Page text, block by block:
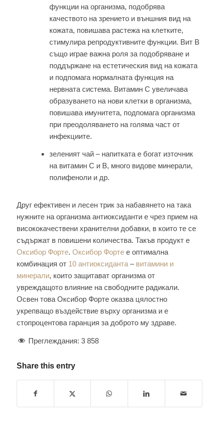
функции на организма, подобрява
качеството на зрението и външния вид на
кожата, повишава растежа на клетките,
стимулира репродуктивните функции. Вит В
също играе важна роля за подобряване и
поддържане на естетическия вид на кожата
и подпомага нормалната функция на
нервната система. Витамин С увеличава
образуването на нови клетки в организма,
повишава имунитета, подпомага организма
при преодоляването на голяма част от
инфекциите.
зеленият чай – напитката е богат източник
на витамин С и В, много видове минерали,
полифеноли и др.
Друг ефективен и лесен трик за набавянето на така
нужните на организма антиоксиданти е чрез прием на
висококачествени хранителни добавки, в които те се
съдържат в повишени количества. Такъв продукт е
Оксибор Форте. Оксибор Фортее оптимална
комбинация от 10 антиоксиданта– витамини и
минерали, които защитават организма от
увреждащото влияние на свободните радикали.
Освен това Оксибор Форте оказва цялостно
укрепващо въздействие върху организма и е
стопроцентова гаранция за доброто му здраве.
Преглеждания: 3 858
Share this entry